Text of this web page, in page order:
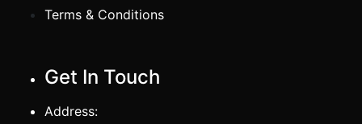
Terms & Conditions
Get In Touch
Address: